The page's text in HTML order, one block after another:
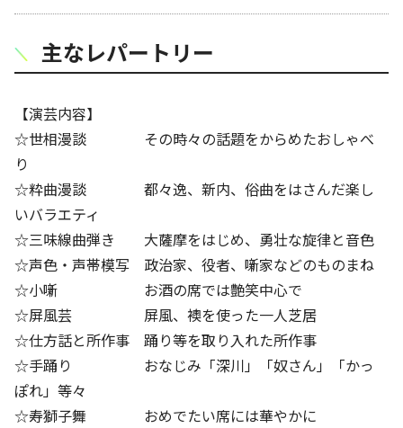
主なレパートリー
【演芸内容】
☆世相漫談 その時々の話題をからめたおしゃべ
り
☆粋曲漫談 都々逸、新内、俗曲をはさんだ楽し
いバラエティ
☆三味線曲弾き 大薩摩をはじめ、勇壮な旋律と音色
☆声色・声帯模写 政治家、役者、噺家などのものまね
☆小噺 お酒の席では艶笑中心で
☆屏風芸 屏風、襖を使った一人芝居
☆仕方話と所作事 踊り等を取り入れた所作事
☆手踊り おなじみ「深川」「奴さん」「かっ
ぽれ」等々
☆寿獅子舞 おめでたい席には華やかに